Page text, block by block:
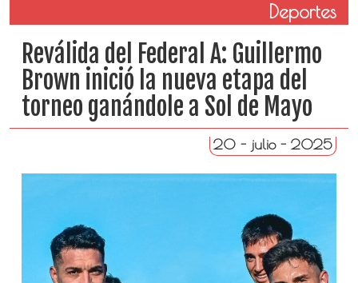
Deportes
Reválida del Federal A: Guillermo
Brown inició la nueva etapa del
torneo ganándole a Sol de Mayo
20 - julio - 2025